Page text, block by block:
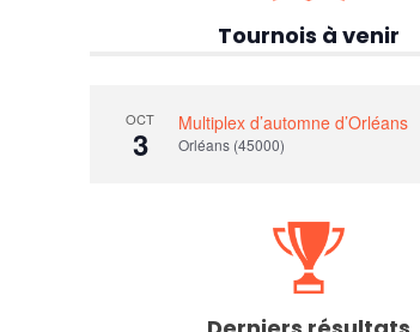
Tournois à venir
OCT
3
Multiplex d’automne d’Orléans
Orléans (45000)